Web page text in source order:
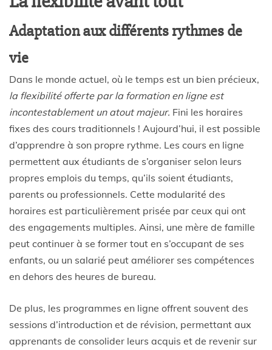
Adaptation aux différents rythmes de
vie
Dans le monde actuel, où le temps est un bien précieux,
la flexibilité offerte par la formation en ligne est
incontestablement un atout majeur. Fini les horaires
fixes des cours traditionnels ! Aujourd’hui, il est possible
d’apprendre à son propre rythme. Les cours en ligne
permettent aux étudiants de s’organiser selon leurs
propres emplois du temps, qu’ils soient étudiants,
parents ou professionnels. Cette modularité des
horaires est particulièrement prisée par ceux qui ont
des engagements multiples. Ainsi, une mère de famille
peut continuer à se former tout en s’occupant de ses
enfants, ou un salarié peut améliorer ses compétences
en dehors des heures de bureau.
De plus, les programmes en ligne offrent souvent des
sessions d’introduction et de révision, permettant aux
apprenants de consolider leurs acquis et de revenir sur